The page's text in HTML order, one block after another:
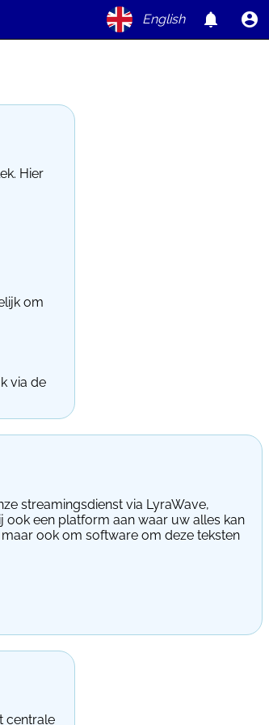
English
Hier
om
via de
streamingsdienst via LyraWave,
ook een platform aan waar uw alles kan
ook om software om deze teksten
centrale